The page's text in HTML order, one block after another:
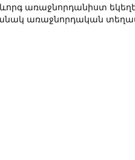
առաջնորդանիստ
առաջնորդական